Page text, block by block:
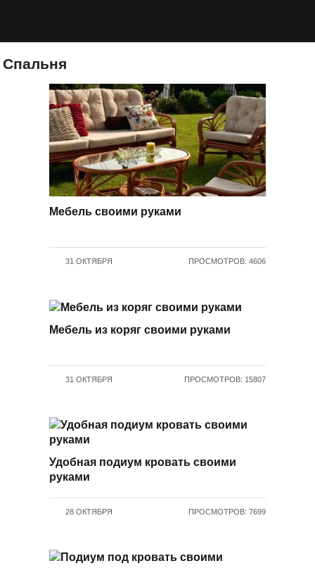
Спальня
Мебель своими руками
31 ОКТЯБРЯ ПРОСМОТРОВ: 4606
Мебель из коряг своими руками
31 ОКТЯБРЯ ПРОСМОТРОВ: 15807
Удобная подиум кровать своими
руками
28 ОКТЯБРЯ ПРОСМОТРОВ: 7699